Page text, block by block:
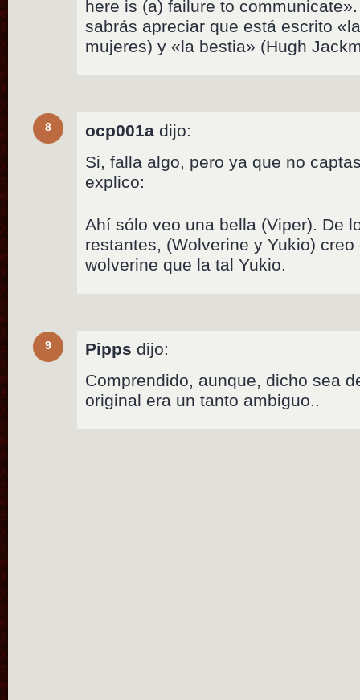
here is (a) failure to
sabrás apreciar que está escrito
mujeres) y «la bestia» (Hugh
8 ocp001a dijo:
Si, falla algo, pero ya que no
explico:
Ahí sólo veo una bella (Viper). De
restantes, (Wolverine y Yukio) creo
wolverine que la tal Yukio.
9 Pipps dijo:
Comprendido, aunque, dicho sea
original era un tanto ambiguo..